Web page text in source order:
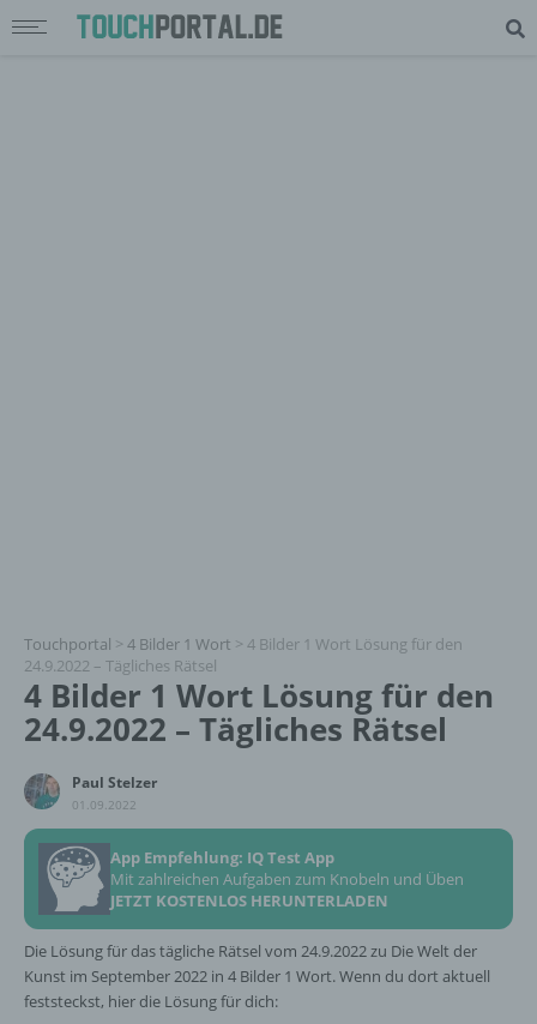
Touchportal > 4 Bilder 1 Wort > 4 Bilder 1 Wort Lösung für den
24.9.2022 – Tägliches Rätsel
4 Bilder 1 Wort Lösung für den
24.9.2022 – Tägliches Rätsel
Paul Stelzer
01.09.2022
App Empfehlung: IQ Test App
Mit zahlreichen Aufgaben zum Knobeln und Üben
JETZT KOSTENLOS HERUNTERLADEN
Die Lösung für das tägliche Rätsel vom 24.9.2022 zu Die Welt der
Kunst im September 2022 in 4 Bilder 1 Wort. Wenn du dort aktuell
feststeckst, hier die Lösung für dich: